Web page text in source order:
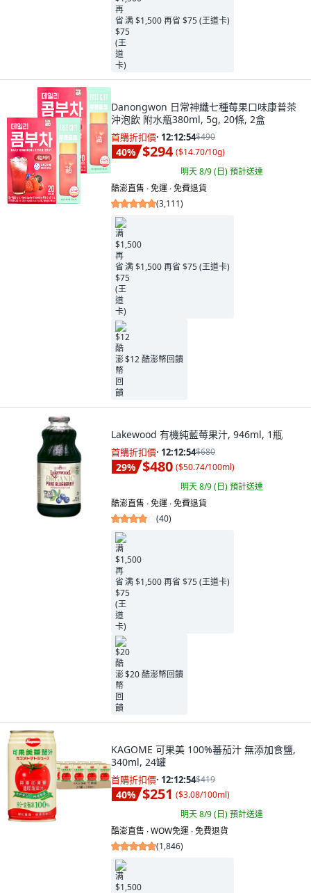
满 $1,500 再省 $75 (王道卡)
Danongwon 日常神纖七種莓果口味康普茶
沖泡飲 附水瓶380ml, 5g, 20條, 2盒
首購折扣價· 12:12:53$490
40% $294 ($14.70/10g)
明天 8/9 (日)預計送達
酷澎直售 ∙ 免運 ∙ 免費退貨
(3,111)
满 $1,500 再省 $75 (王道卡)
$12 酷澎幣回饋
Lakewood 有機純藍莓果汁, 946ml, 1瓶
首購折扣價· 12:12:53$680
29% $480 ($50.74/100ml)
明天 8/9 (日)預計送達
酷澎直售 ∙ 免運 ∙ 免費退貨
(40)
满 $1,500 再省 $75 (王道卡)
$20 酷澎幣回饋
KAGOME 可果美 100%蕃茄汁 無添加食鹽,
340ml, 24罐
首購折扣價· 12:12:53$419
40% $251 ($3.08/100ml)
明天 8/9 (日)預計送達
酷澎直售 ∙ WOW免運 ∙ 免費退貨
(1,846)